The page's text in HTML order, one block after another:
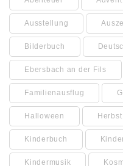
Ausstellung
Bilderbuch
Ebersbach an der Fils
Familienausflug
Halloween Herbst
Kinderbuch
Kindermusik